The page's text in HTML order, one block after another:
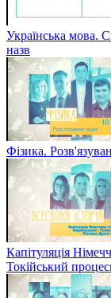
Українська мова.
назв
Фізика.
Капітуляція
Токійський